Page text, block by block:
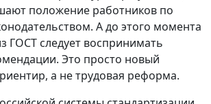
положение работников по
А до этого момента
ГОСТ следует воспринимать
Это просто новый
а не трудовая реформа.